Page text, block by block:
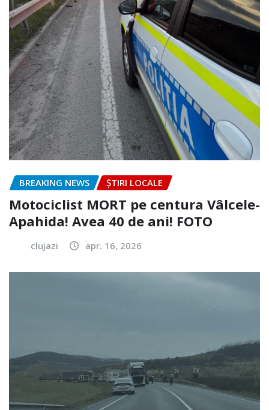
BREAKING NEWS ȘTIRI LOCALE
Motociclist MORT pe centura Vâlcele-
Apahida! Avea 40 de ani! FOTO
clujazi apr. 16, 2026